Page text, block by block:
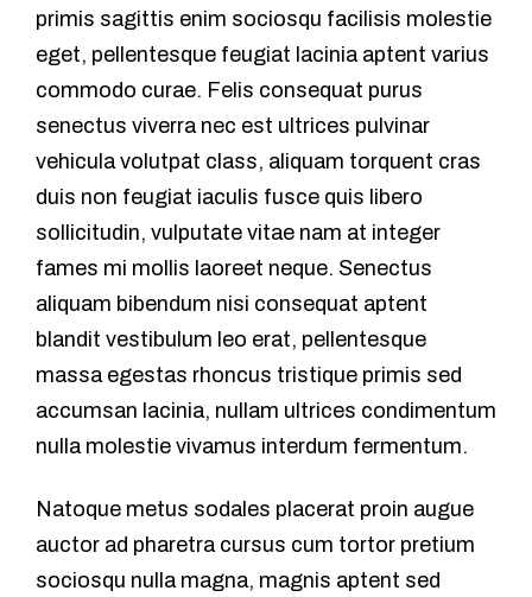
primis sagittis enim sociosqu facilisis molestie
eget, pellentesque feugiat lacinia aptent varius
commodo curae. Felis consequat purus
senectus viverra nec est ultrices pulvinar
vehicula volutpat class, aliquam torquent cras
duis non feugiat iaculis fusce quis libero
sollicitudin, vulputate vitae nam at integer
fames mi mollis laoreet neque. Senectus
aliquam bibendum nisi consequat aptent
blandit vestibulum leo erat, pellentesque
massa egestas rhoncus tristique primis sed
accumsan lacinia, nullam ultrices condimentum
nulla molestie vivamus interdum fermentum.
Natoque metus sodales placerat proin augue
auctor ad pharetra cursus cum tortor pretium
sociosqu nulla magna, magnis aptent sed